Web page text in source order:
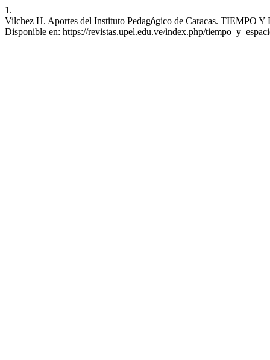
1.
Vilchez H. Aportes del Instituto Pedagógico de Caracas. TIEMPO
Disponible en: https://revistas.upel.edu.ve/index.php/